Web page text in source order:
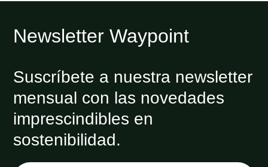
Newsletter Waypoint
Suscríbete a nuestra newsletter
mensual con las novedades
imprescindibles en
sostenibilidad.